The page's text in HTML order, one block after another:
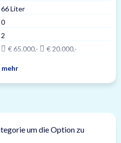
66 Liter
0
2
€ 65.000,- € 20.000,-
mehr
um die Option zu